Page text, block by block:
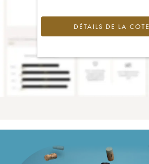
DÉTAILS DE LA COTE